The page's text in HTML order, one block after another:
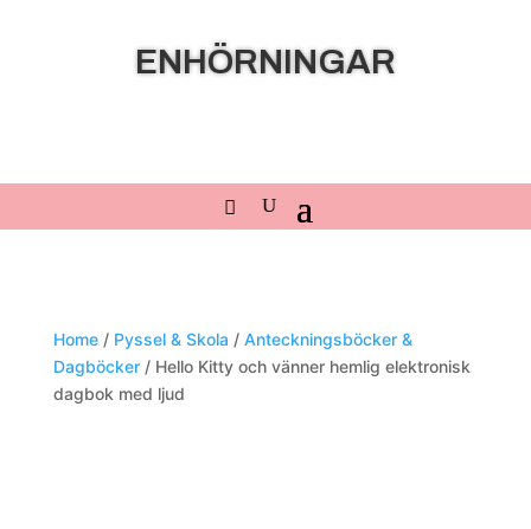
ENHÖRNINGAR
Home/ Pyssel & Skola / Anteckningsböcker &
Dagböcker/ Hello Kitty och vänner hemlig elektronisk
dagbok med ljud